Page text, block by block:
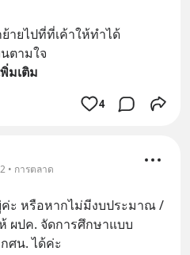
ายไปที่ที่เค้าให้ทำได้
ตามใจ
มเติม
4
• การตลาด
ะ หรือหากไม่มีงบประมาณ /
ผปค. จัดการศึกษาแบบ
ศน. ได้ค่ะ